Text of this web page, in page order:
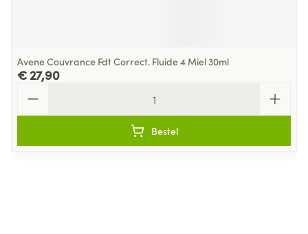
Avene Couvrance Fdt Correct. Fluide 4 Miel 30ml
€ 27,90
Bestel